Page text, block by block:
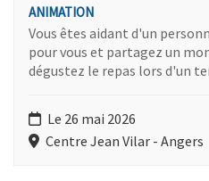
ANIMATION
Vous êtes aidant d'un
pour vous et partagez un
dégustez le repas lors d'un
Le 26 mai 2026
Centre Jean Vilar - Angers